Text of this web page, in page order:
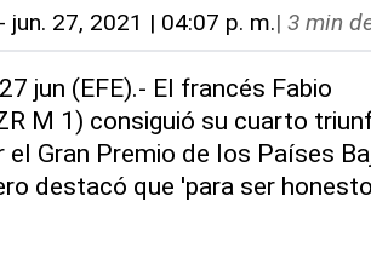
- jun. 27, 2021 | 04:07 p. m.| 3 min
jun (EFE).- El francés Fabio
M 1) consiguió su cuarto
Gran Premio de los Países
destacó que 'para ser